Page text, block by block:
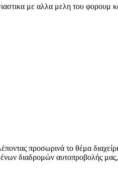
με αλλα μελη του φορουμ
προσωρινά το θέμα
διαδρομών αυτοπροβολής